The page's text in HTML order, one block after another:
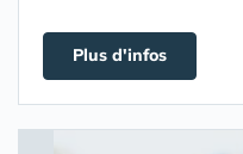
Plus d'infos